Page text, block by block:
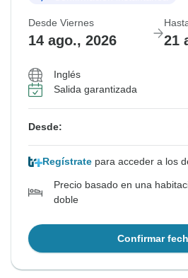
Desde Viernes
14 ago., 2026 21
Inglés
Salida garantizada
Desde:
Regístrate para acceder a los
Precio basado en una
doble
Confirmar